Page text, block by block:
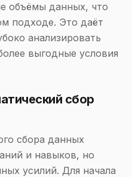
объёмы данных, что
подходе. Это даёт
анализировать
выгодные условия
сбор
сбора данных
и навыков, но
усилий. Для начала